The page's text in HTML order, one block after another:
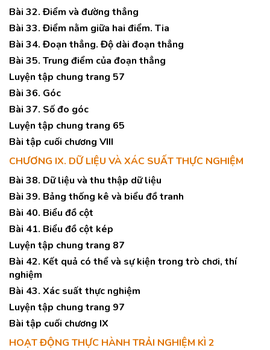
Bài 32. Điểm và đường thẳng
Bài 33. Điểm nằm giữa hai điểm. Tia
Bài 34. Đoạn thẳng. Độ dài đoạn thẳng
Bài 35. Trung điểm của đoạn thẳng
Luyện tập chung trang 57
Bài 36. Góc
Bài 37. Số đo góc
Luyện tập chung trang 65
Bài tập cuối chương VIII
CHƯƠNG IX. DỮ LIỆU VÀ XÁC SUẤT THỰC NGHIỆM
Bài 38. Dữ liệu và thu thập dữ liệu
Bài 39. Bảng thống kê và biểu đồ tranh
Bài 40. Biểu đồ cột
Bài 41. Biểu đồ cột kép
Luyện tập chung trang 87
Bài 42. Kết quả có thể và sự kiện trong trò chơi, thí
nghiệm
Bài 43. Xác suất thực nghiệm
Luyện tập chung trang 97
Bài tập cuối chương IX
HOẠT ĐỘNG THỰC HÀNH TRẢI NGHIỆM KÌ 2